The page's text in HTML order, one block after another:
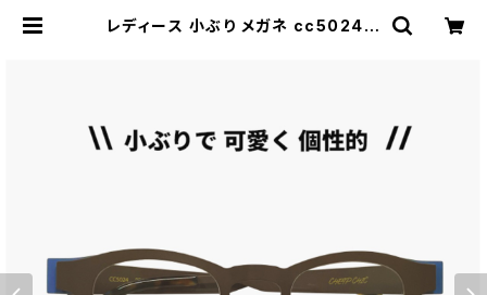
レディース 小ぶり メガネ cc5024 B